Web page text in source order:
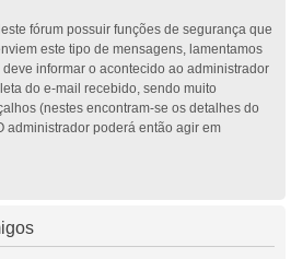
fórum possuir funções de segurança que
este tipo de mensagens, lamentamos
informar o acontecido ao administrador
do e-mail recebido, sendo muito
(nestes encontram-se os detalhes do
administrador poderá então agir em